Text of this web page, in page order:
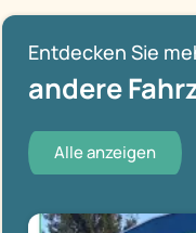
Entdecken Sie
andere
Alle anzeigen